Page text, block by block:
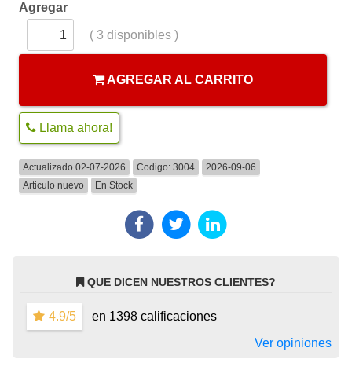
Agregar
(3disponibles )
AGREGAR AL CARRITO
Llama ahora!
Actualizado 02-07-2026 Codigo:3004
2026-09-06
Articulo nuevo
En Stock
QUE DICEN NUESTROS CLIENTES?
4.9/5
en 1398 calificaciones
Ver opiniones